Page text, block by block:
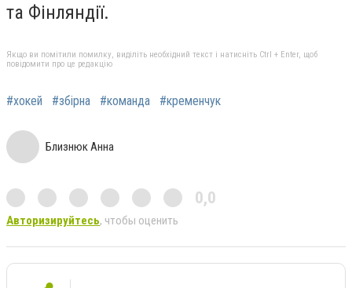
та Фінляндії.
Якщо ви помітили помилку, виділіть необхідний текст і натисніть Ctrl + Enter, щоб
повідомити про це редакцію
#хокей #збірна #команда #кременчук
Близнюк Анна
0,0
Авторизируйтесь, чтобы оценить